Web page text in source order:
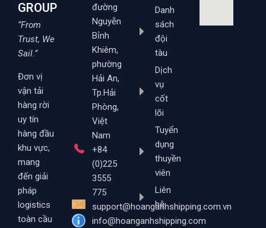
GROUP
“From
Trust, We
Sail.”
Đơn vị
vận tải
hàng rời
uy tín
hàng đầu
khu vực,
mang
đến giải
pháp
logistics
toàn cầu
đường
Nguyễn
Bỉnh
Khiêm,
phường
Hải An,
Tp.Hải
Phòng,
Việt
Nam
+84
(0)225
3555
775
support@hoanganhshipping.com.vn
info@hoanganhshipping.com
Danh
sách
đội
tàu
Dịch
vụ
cốt
lõi
Tuyển
dụng
thuyền
viên
Liên
hệ